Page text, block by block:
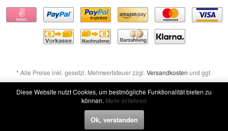
* Alle Preise inkl. gesetzl. Mehrwertsteuer zzgl. Versandkosten und ggf.
Nachnahmegebühren, wenn nicht anders beschrieben
Widerruf erklären
Diese Website nutzt Cookies, um bestmögliche Funktionalität bieten zu
können. Mehr erfahren
Ok, verstanden